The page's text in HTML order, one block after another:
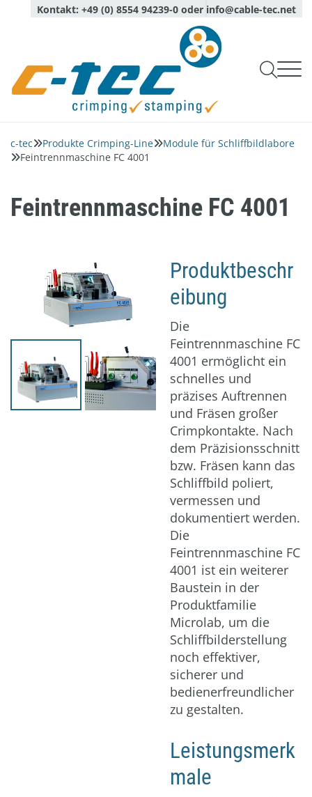
Kontakt: +49 (0) 8554 94239-0 oder info@cable-tec.net

Werkzeugüberprüfung
Messung Leiterauszugskraft
Komplette Schliffbildlabore
Piezoquarzsensoren
Crimpwerkzeuge
Produkte Stamping-Line
Bandsprühsysteme
Service
Kalibrierung, Wartung und Reparaturservice
Qualität und Umwelt
Ansprechpartner
Netzwerk
Karriere
Download
 Sprache
Deutsch
English
Login

c-tec Produkte Crimping-LineModule für Schliffbildlabore
Feintrennmaschine FC 4001
Feintrennmaschine FC 4001
Produktbeschr
eibung
Die
Feintrennmaschine FC
4001 ermöglicht ein
schnelles und
präzises Auftrennen
und Fräsen großer
Crimpkontakte. Nach
dem Präzisionsschnitt
bzw. Fräsen kann das
Schliffbild poliert,
vermessen und
dokumentiert werden.
Die
Feintrennmaschine FC
4001 ist ein weiterer
Baustein in der
Produktfamilie
Microlab, um die
Schliffbilderstellung
noch effektiver,
sicherer und
bedienerfreundlicher
zu gestalten.
Leistungsmerk
male